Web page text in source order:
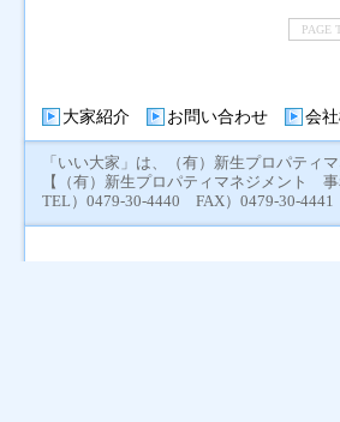
PAGE
大家紹介 お問い合わせ 会
「いい大家」は、（有）新生プロパティ
【（有）新生プロパティマネジメント
TEL）0479-30-4440 FAX）0479-30-4441